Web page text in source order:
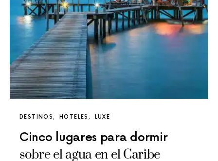
DESTINOS HOTELES LUXE
Cinco lugares para dormir
sobre el agua en el Caribe